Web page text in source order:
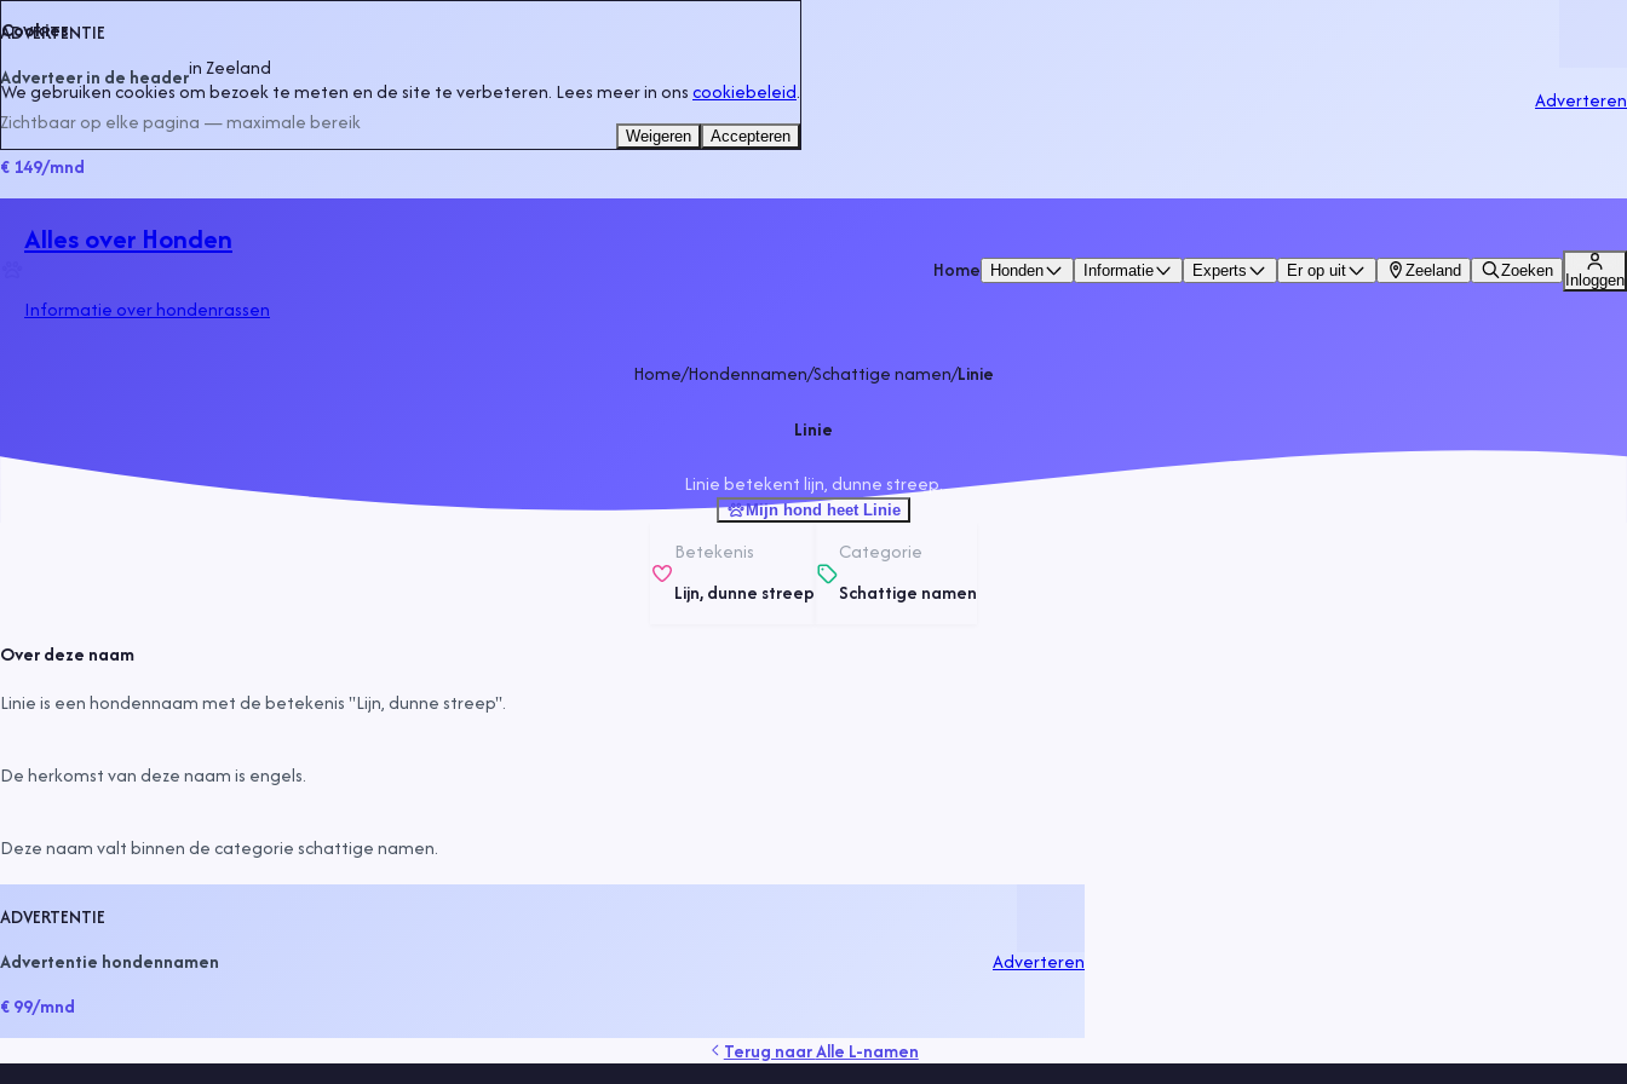
ADVERTENTIE
Adverteer in de headerinZeeland
Zichtbaar op elke pagina — maximale bereik
€ 149/mnd
Adverteren
Alles over Honden
Informatie over hondenrassen
Home Honden Informatie Experts Er op uit Zeeland Zoeken
Inloggen
Home/Hondennamen/Schattige namen/Linie
Linie
Linie betekent lijn, dunne streep.
Mijn hond heet Linie
Betekenis
Lijn, dunne streep
Categorie
Schattige namen
Over deze naam
Linie is een hondennaam met de betekenis "Lijn, dunne streep".
De herkomst van deze naam is engels.
Deze naam valt binnen de categorieschattige namen.
ADVERTENTIE
Advertentie hondennamen
€ 99/mnd
Adverteren
Terug naarAlle L-namen
Cookies
We gebruiken cookies om bezoek te meten en de site te verbeteren. Lees meer in onscookiebeleid.
Weigeren Accepteren